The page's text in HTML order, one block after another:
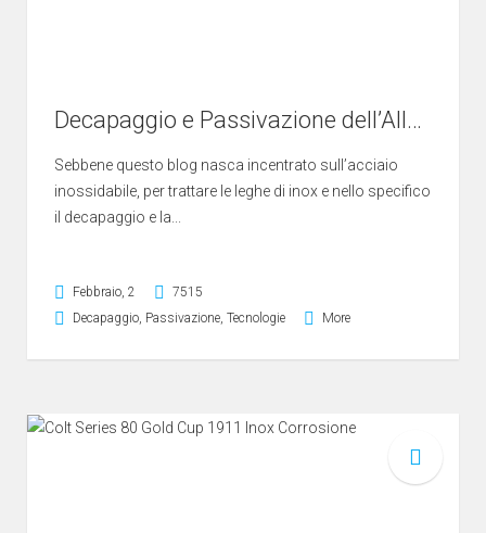
Decapaggio e Passivazione dell’Alluminio
Sebbene questo blog nasca incentrato sull’acciaio
inossidabile, per trattare le leghe di inox e nello specifico
il decapaggio e la...
Febbraio, 2
7515
Decapaggio Passivazione Tecnologie More